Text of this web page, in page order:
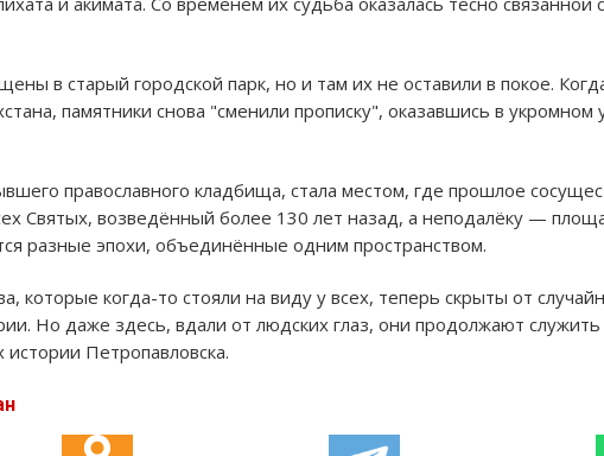
в старый городской парк, но и там их не оставили в покое.
памятники снова "сменили прописку", оказавшись в укромном
православного кладбища, стала местом, где прошлое
Святых, возведённый более 130 лет назад, а неподалёку —
разные эпохи, объединённые одним пространством.
когда-то стояли на виду у всех, теперь скрыты от
Но даже здесь, вдали от людских глаз, они продолжают служить
Петропавловска.